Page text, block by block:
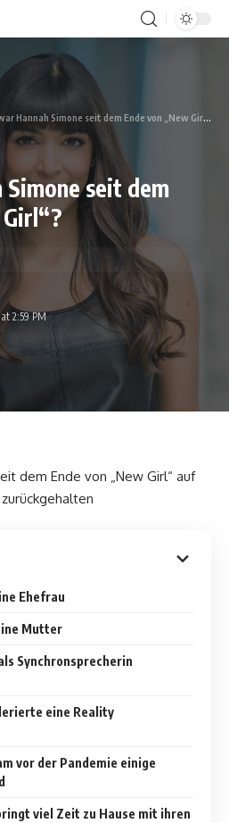
Hannah Simone seit dem Ende von „New Girl“?
seit dem
2:59 PM
dem Ende von „New Girl“ auf
zurückgehalten
Ehefrau
Mutter
Synchronsprecherin
eine Reality
vor der Pandemie einige
viel Zeit zu Hause mit ihren